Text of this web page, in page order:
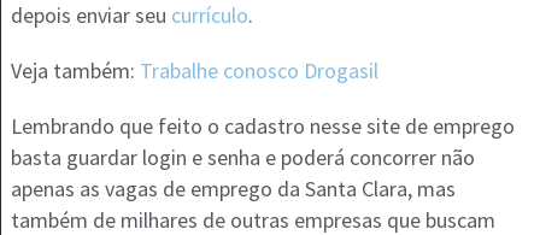
depois enviar seu currículo.
Veja também: Trabalhe conosco Drogasil
Lembrando que feito o cadastro nesse site de emprego
basta guardar login e senha e poderá concorrer não
apenas as vagas de emprego da Santa Clara, mas
também de milhares de outras empresas que buscam